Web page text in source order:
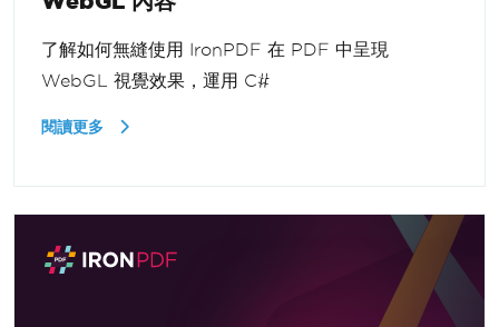
了解如何無縫使用 IronPDF 在 PDF 中呈現
WebGL 視覺效果，運用 C#
閱讀更多